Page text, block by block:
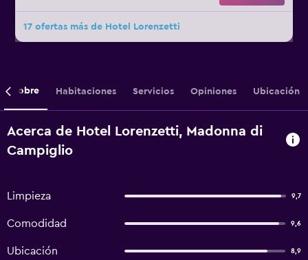
17 ofertas más de Hotel Lorenzetti
Sobre Habitaciones Servicios Opiniones Ubicación
Acerca de Hotel Lorenzetti, Madonna di
Campiglio
Limpieza 9,7
Comodidad 9,6
Ubicación 8,9